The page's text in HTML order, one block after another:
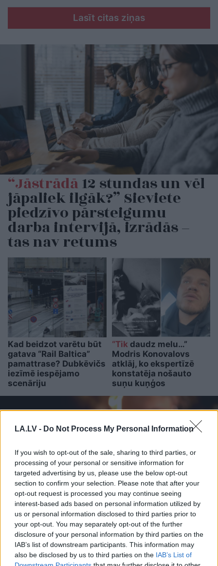
LA.LV - Do Not Process My Personal Information
If you wish to opt-out of the sale, sharing to third parties, or
processing of your personal or sensitive information for
targeted advertising by us, please use the below opt-out
section to confirm your selection. Please note that after your
opt-out request is processed you may continue seeing
interest-based ads based on personal information utilized by
us or personal information disclosed to third parties prior to
your opt-out. You may separately opt-out of the further
disclosure of your personal information by third parties on the
IAB’s list of downstream participants. This information may
also be disclosed by us to third parties on the IAB’s List of
Lasīt citas ziņas
“Jāstrādā12 stundas un vēl
jāpaliek ilgāk?” Sieviete
piedzīvo pārsteigumu
darba intervijā, izrādās –
tas nav retums
Kad beidzot varētu būt
gatava “Rail Baltica”
pamattrase? Dubkēvičs
iezīmē iespējamo
scenāriju
“Tik daudz melu…”
Modris Konovalovs
atklāj, ko ekspertīzē
konstatēja nošauto
suņu kuņģos
Ar šo zodiaka zīmju
pārstāvjiem labāk